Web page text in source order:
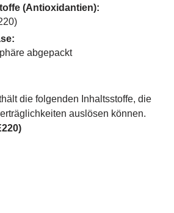
(Antioxidantien):
abgepackt
die folgenden Inhaltsstoffe, die
auslösen können.